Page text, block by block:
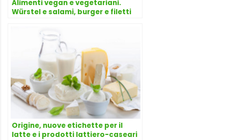
Alimenti vegan e vegetariani.
Würstel e salami, burger e filetti
Origine, nuove etichette per il
latte e i prodotti lattiero-caseari